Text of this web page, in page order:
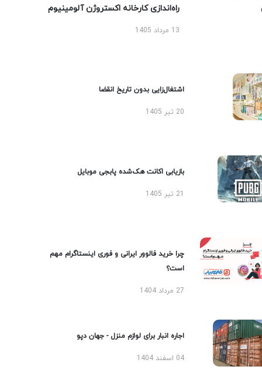
راه‌اندازی کارخانه اکستروژن آلومینیوم
13 مرداد 1405
اشتغال‌زایی بدون تاریخ انقضا
20 تیر 1405
بازیابی اکانت هک‌شده پابجی موبایل
چرا خرید فالوور ایرانی و فوری اینستاگرام مهم
است؟
27 مرداد 1404
اجاره انبار برای لوازم منزل - جهان دپو
04 اسفند 1404